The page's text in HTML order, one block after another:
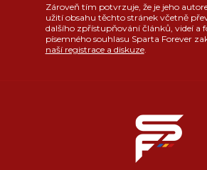
Zároveň tím potvrzuje, že je jeho
užití obsahu těchto stránek včetně
dalšího zpřístupňování článků, videí a
písemného souhlasu Sparta Forever
naší registrace a diskuze.